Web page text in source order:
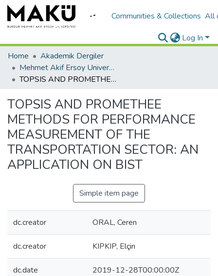
Communities & Collections All
Log In
Home
Akademik Dergiler
Mehmet Akif Ersoy University Journal of Social Sciences Institute
TOPSIS AND PROMETHEE METHODS FOR PERFORMANCE MEASUREMENT OF THE TRANSPORTATION SECTOR: AN APPLICATION ON BIST
TOPSIS AND PROMETHEE
METHODS FOR PERFORMANCE
MEASUREMENT OF THE
TRANSPORTATION SECTOR: AN
APPLICATION ON BIST
Simple item page
dc.creator ORAL, Ceren
dc.creator KIPKIP, Elçin
dc.date 2019-12-28T00:00:00Z